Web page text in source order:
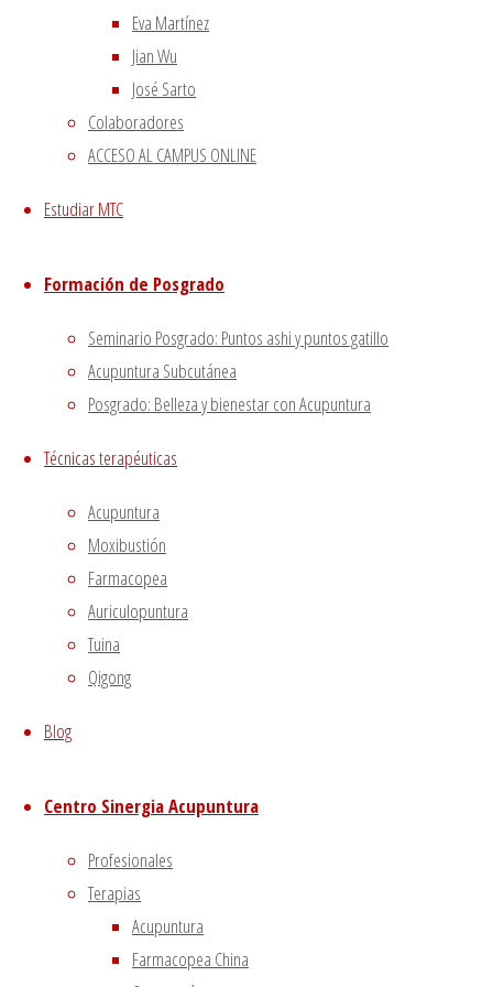
Eva Martínez
Jian Wu
José Sarto
Colaboradores
ACCESO AL CAMPUS ONLINE
Estudiar MTC
Formación de Posgrado
Seminario Posgrado: Puntos ashi y puntos gatillo
Acupuntura Subcutánea
Posgrado: Belleza y bienestar con Acupuntura
Técnicas terapéuticas
Acupuntura
Moxibustión
Farmacopea
Auriculopuntura
Tuina
Qigong
Blog
Centro Sinergia Acupuntura
Profesionales
Terapias
Acupuntura
Farmacopea China
Las pasiones son una exacerbación de las
emociones normales, que se vuelven
entonces capaces de dominarnos y anular la
claridad de nuestro espíritu, y si son muy
intensas o persisten por largo tiempo, de
dañar seriamente a los zangfu y al
Una de las pasiones es la
«inquietud» traducimos la palabra china “you”
(憂), que puede también traducirse por
agobio o preocupación.
Si el sobresalto es de carácter repentino, la
tiempo, rasgo que la convierte a menudo en
La inquietud es untrastorno frecuente en
muchas personas viven con la preocupación
constante de perder el bienestar que las